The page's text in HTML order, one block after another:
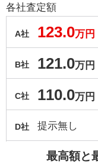
各社査定額
A社 123.0万円
B社 121.0万円
C社 110.0万円
D社 提示無し
最高額と